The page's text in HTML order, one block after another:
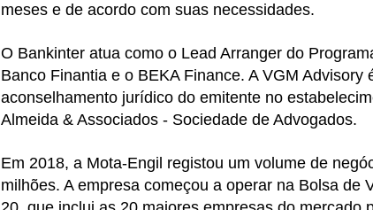
meses e de acordo com suas necessidades.
O Bankinter atua como o Lead Arranger do
Banco Finantia e o BEKA Finance. A VGM
aconselhamento jurídico do emitente no
Almeida & Associados - Sociedade de Advogados.
Em 2018, a Mota-Engil registou um volume de
milhões. A empresa começou a operar na Bolsa